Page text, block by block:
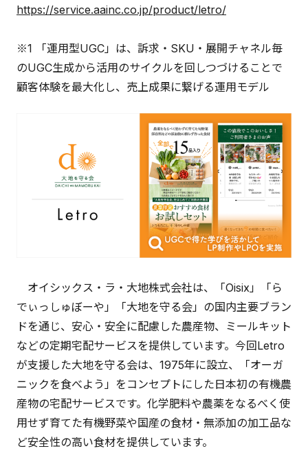
https://service.aainc.co.jp/product/letro/
※1 「運用型UGC」は、訴求・SKU・展開チャネル毎
のUGC生成から活用のサイクルを回しつづけることで
顧客体験を最大化し、売上成果に繋げる運用モデル
オイシックス・ラ・大地株式会社は、「Oisix」「ら
でぃっしゅぼーや」「大地を守る会」の国内主要ブラン
ドを通じ、安心・安全に配慮した農産物、ミールキット
などの定期宅配サービスを提供しています。今回Letro
が支援した大地を守る会は、1975年に設立、「オーガ
ニックを食べよう」をコンセプトにした日本初の有機農
産物の宅配サービスです。化学肥料や農薬をなるべく使
用せず育てた有機野菜や国産の食材・無添加の加工品な
ど安全性の高い食材を提供しています。